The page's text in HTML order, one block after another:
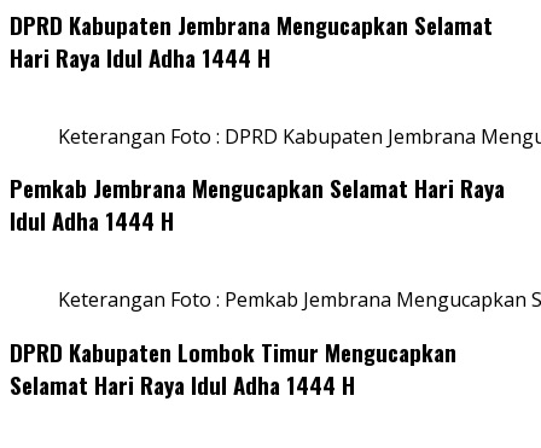
DPRD Kabupaten Jembrana Mengucapkan Selamat
Hari Raya Idul Adha 1444 H
Keterangan Foto : DPRD Kabupaten Jembrana
Pemkab Jembrana Mengucapkan Selamat Hari Raya
Idul Adha 1444 H
Keterangan Foto : Pemkab Jembrana Mengucapkan
DPRD Kabupaten Lombok Timur Mengucapkan
Selamat Hari Raya Idul Adha 1444 H